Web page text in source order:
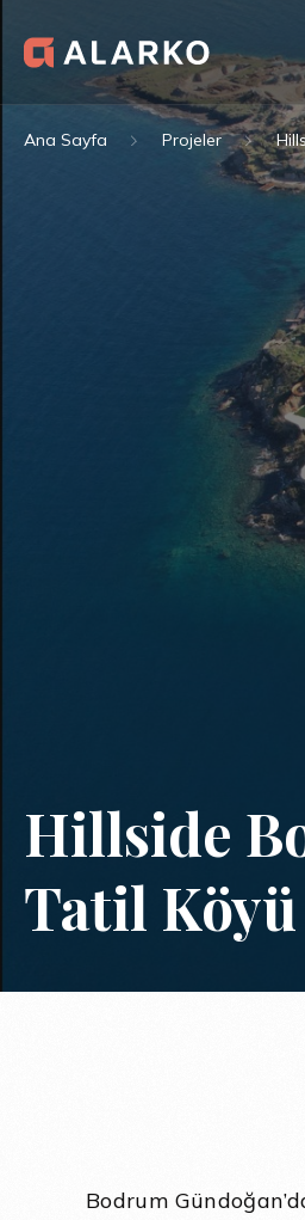
Ana Sayfa Projeler
Hillside
Tatil Köyü
Bodrum